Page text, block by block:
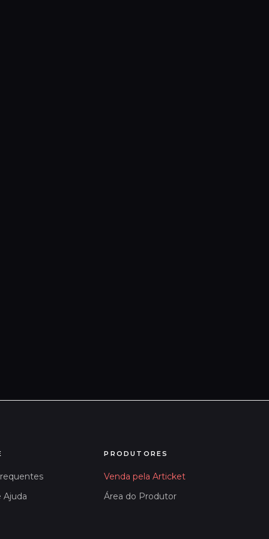
Ajuda
PRODUTORES
Venda pela Articket
Área do Produtor